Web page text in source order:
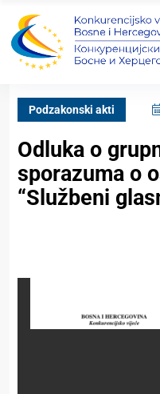
Podzakonski akti
Odluka o
sporazuma o
“Službeni